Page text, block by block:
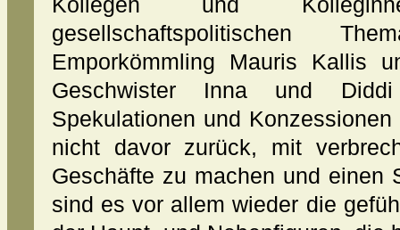
Kollegen und
gesellschaftspolitischen
Emporkömmling Mauris Kallis
Geschwister Inna und
Spekulationen und
nicht davor zurück, mit
Geschäfte zu machen und einen
sind es vor allem wieder die